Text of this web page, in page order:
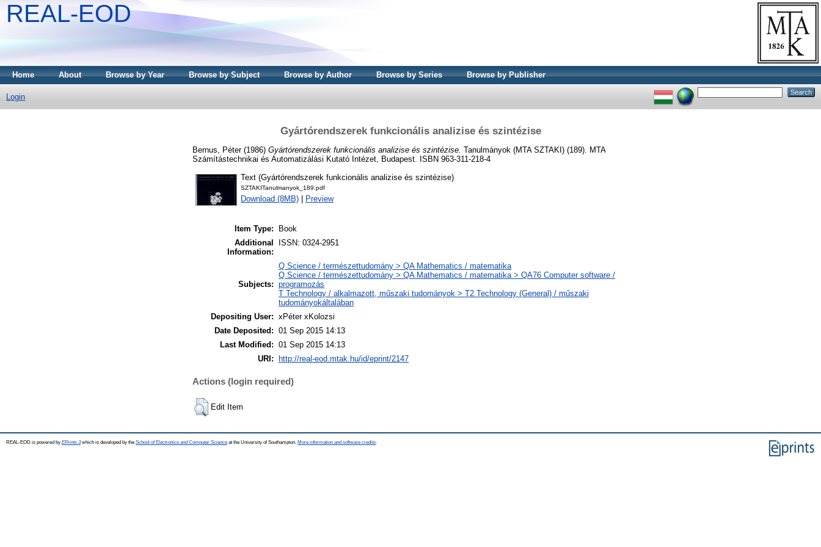
REAL-EOD
Home About Browse by Year Browse by Subject Browse by Author Browse by Series Browse by Publisher
Login
Gyártórendszerek funkcionális analizise és szintézise
Bernus, Péter(1986) Gyártórendszerek funkcionális analizise és szintézise. Tanulmányok (MTA SZTAKI) (189). MTA
Számítástechnikai és Automatizálási Kutató Intézet, Budapest. ISBN 963-311-218-4
Text (Gyártórendszerek funkcionális analizise és szintézise)
SZTAKITanulmanyok_189.pdf
Download (8MB) Preview
Item Type:
Book
Additional
Information:
ISSN: 0324-2951
Subjects:
Q Science / természettudomány > QA Mathematics / matematika
Q Science / természettudomány > QA Mathematics / matematika > QA76 Computer software /
programozás
T Technology / alkalmazott, műszaki tudományok > T2 Technology (General) / műszaki
tudományokáltalában
Depositing User: xPéter xKolozsi
Date Deposited: 01 Sep 2015 14:13
Last Modified: 01 Sep 2015 14:13
URI:
http://real-eod.mtak.hu/id/eprint/2147
Actions (login required)
Edit Item
REAL-EOD is powered by EPrints 3which is developed by the School of Electronics and Computer Science at the University of Southampton. More information and software credits